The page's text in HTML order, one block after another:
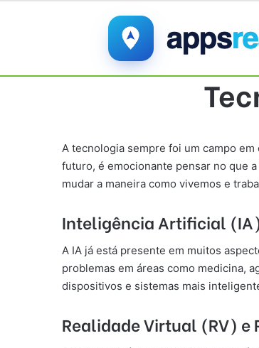
A tecnologia sempre foi um campo
futuro, é emocionante pensar no que
mudar a maneira como vivemos e
Inteligência Artificial
A IA já está presente em muitos
problemas em áreas como medicina,
dispositivos e sistemas mais
Realidade Virtual (RV) e